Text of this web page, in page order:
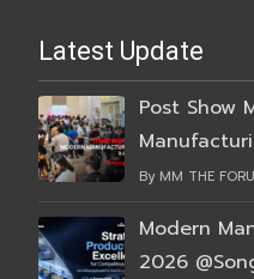
Latest Update
Post Show
By MM THE
Modern
2026